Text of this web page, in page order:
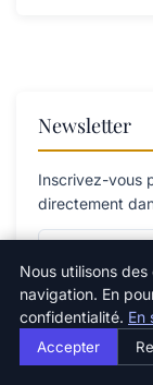
Newsletter
Inscrivez-vous
directement
Nous utilisons
navigation. En
confidentialité. En
Accepter